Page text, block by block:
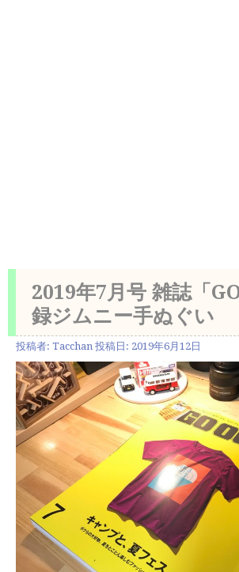
2019年7月号 雑誌「
録ジムニー手ぬぐい
投稿者: Tacchan 投稿日: 2019年6月12日